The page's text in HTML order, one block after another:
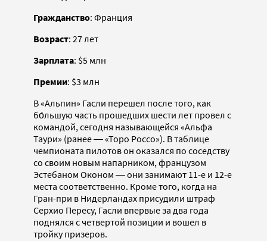
Гражданство: Франция
Возраст: 27 лет
Зарплата: $5 млн
Премии: $3 млн
В «Альпин» Гасли перешел после того, как
бо́льшую часть прошедших шести лет провел с
командой, сегодня называющейся «Альфа
Таури» (ранее ― «Торо Россо»). В таблице
чемпионата пилотов он оказался по соседству
со своим новым напарником, французом
Эстебаном Оконом ― они занимают 11-е и 12-е
места соответственно. Кроме того, когда на
Гран-при в Нидерландах присудили штраф
Серхио Пересу, Гасли впервые за два года
поднялся с четвертой позиции и вошел в
тройку призеров.